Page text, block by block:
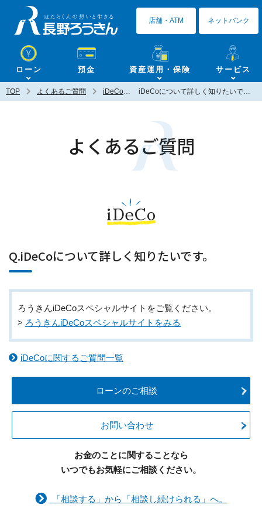
ローン 預金 資産運用・保険 サービス
店舗・ATM ネットバンク
TOP よくあるご質問 iDeCo iDeCoについて詳しく知りたいです。
よくあるご質問
iDeCo
Q.iDeCoについて詳しく知りたいです。
ろうきんiDeCoスペシャルサイトをご覧ください。
> ろうきんiDeCoスペシャルサイトをみる
iDeCoに関するご質問一覧
ローンのご相談
お問い合わせ
お金のことに関することなら
いつでもお気軽にご相談ください。
「相談する」から「相談し続けられる」へ。